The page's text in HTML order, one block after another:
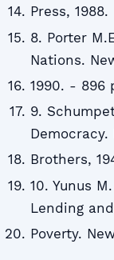
Press,
8. Porter
Nations.
1990. - 896
9.
Democracy.
Brothers,
10. Yunus
Lending
Poverty.